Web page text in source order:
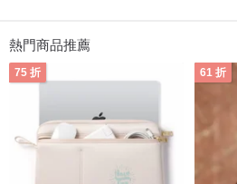
希望，不論是對自己或是別人。
/關於Matter Lab
2010年，我們開始了這趟旅程。從看展、選料
親為。我們選擇了一條別人看來辛苦的路(確實
(確實也是)；但做一個品牌不應該就是這樣嗎
瞭解，怎麼有信心去銷售給最終的使用者呢？
所以，只要品牌還在的一天，我們還是會堅持下
熱門商品推薦
75 折 61 折